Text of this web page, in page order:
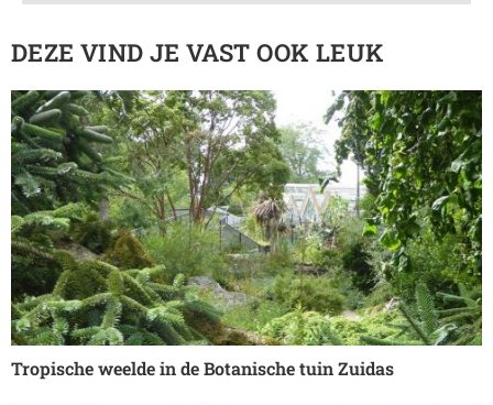
DEZE VIND JE VAST OOK LEUK
Tropische weelde in de Botanische tuin Zuidas